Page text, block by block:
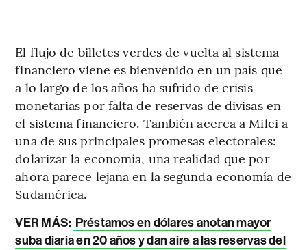
El flujo de billetes verdes de vuelta al sistema
financiero viene es bienvenido en un país que
a lo largo de los años ha sufrido de crisis
monetarias por falta de reservas de divisas en
el sistema financiero. También acerca a Milei a
una de sus principales promesas electorales:
dolarizar la economía, una realidad que por
ahora parece lejana en la segunda economía de
Sudamérica.
VER MÁS: Préstamos en dólares anotan mayor
suba diaria en 20 años y dan aire a las reservas del